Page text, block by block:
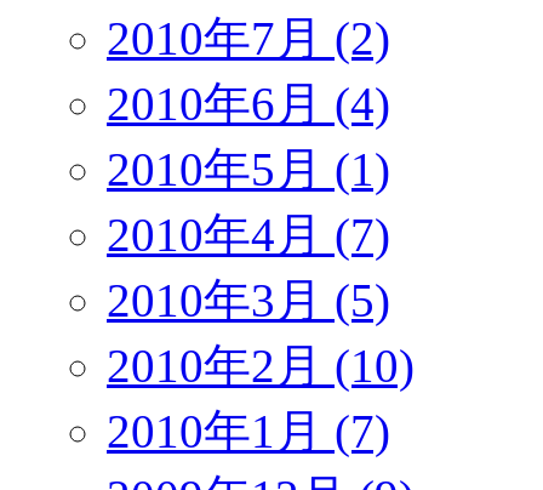
2010年7月 (2)
2010年6月 (4)
2010年5月 (1)
2010年4月 (7)
2010年3月 (5)
2010年2月 (10)
2010年1月 (7)